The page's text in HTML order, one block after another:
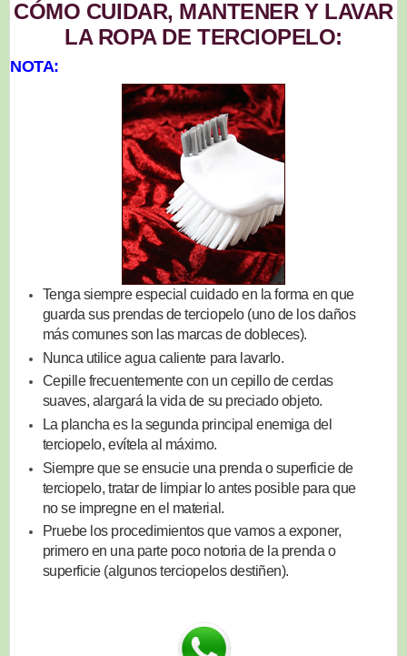
CÓMO CUIDAR, MANTENER Y LAVAR
LA ROPA DE TERCIOPELO:
NOTA:
Tenga siempre especial cuidado en la forma en que
guarda sus prendas de terciopelo (uno de los daños
más comunes son las marcas de dobleces).
Nunca utilice agua caliente para lavarlo.
Cepille frecuentemente con un cepillo de cerdas
suaves, alargará la vida de su preciado objeto.
La plancha es la segunda principal enemiga del
terciopelo, evítela al máximo.
Siempre que se ensucie una prenda o superficie de
terciopelo, tratar de limpiar lo antes posible para que
no se impregne en el material.
Pruebe los procedimientos que vamos a exponer,
primero en una parte poco notoria de la prenda o
superficie (algunos terciopelos destiñen).